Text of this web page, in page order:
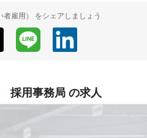
者雇用） をシェアしましょう
採用事務局 の求人